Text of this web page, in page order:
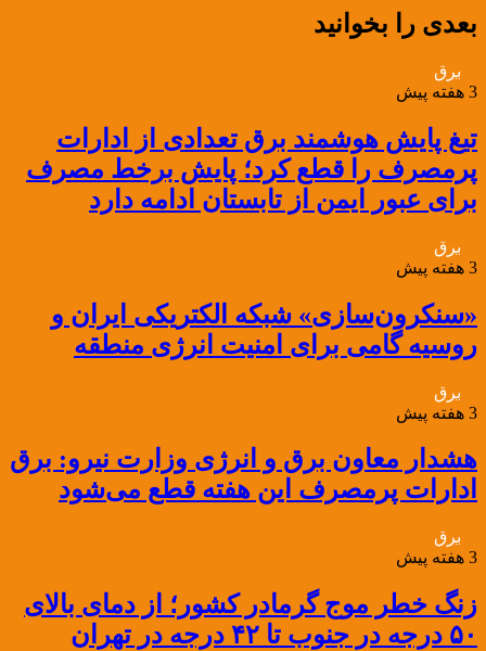
بعدی را بخوانید
برق
3 هفته پیش
تیغ پایش هوشمند برق تعدادی از ادارات
پرمصرف را قطع کرد؛ پایش برخط مصرف
برای عبور ایمن از تابستان ادامه دارد
برق
3 هفته پیش
«سنکرون‌سازی» شبکه الکتریکی ایران و
روسیه گامی برای امنیت انرژی منطقه
برق
3 هفته پیش
هشدار معاون برق و انرژی وزارت نیرو: برق
ادارات پرمصرف این هفته قطع می‌شود
برق
3 هفته پیش
زنگ خطر موج گرمادر کشور؛ از دمای بالای
۵۰ درجه در جنوب تا ۴۲ درجه در تهران